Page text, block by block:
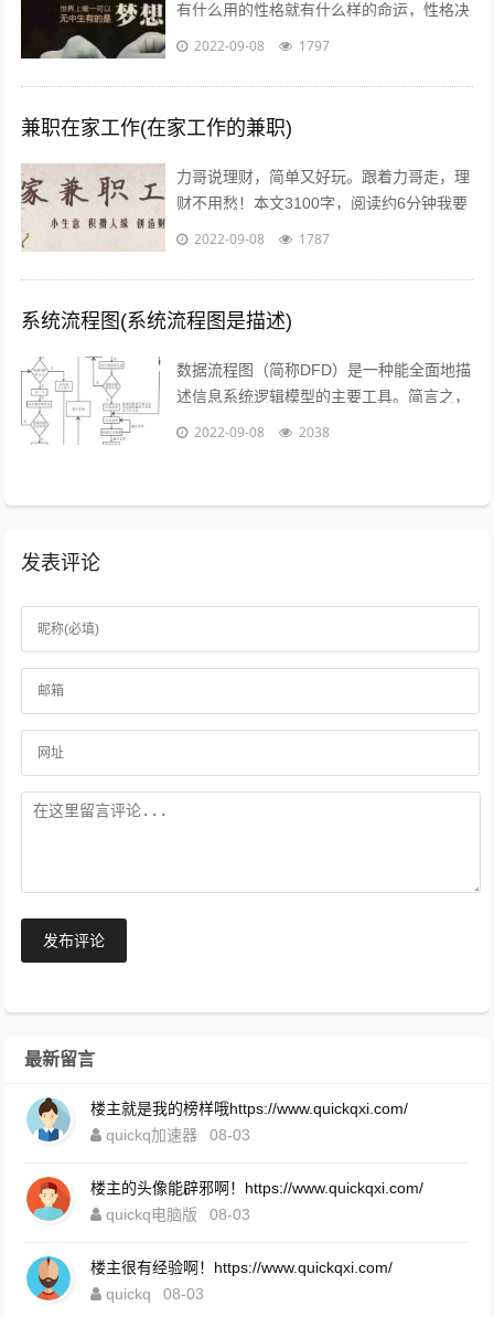
有什么用的性格就有什么样的命运，性格决
定命运。有些人需要白手起家获得财富，有
2022-09-08 1797
兼职在家工作(在家工作的兼职)
力哥说理财，简单又好玩。跟着力哥走，理
财不用愁！本文3100字，阅读约6分钟我要
介绍的赚钱工作就是兼职写稿赚稿费。主业
2022-09-08 1787
系统流程图(系统流程图是描述)
数据流程图（简称DFD）是一种能全面地描
述信息系统逻辑模型的主要工具。简言之，
就是以图形的方式来描述数据在系统流程中
2022-09-08 2038
发表评论
发布评论
最新留言
楼主就是我的榜样哦https://www.quickqxi.com/
quickq加速器
08-03
楼主的头像能辟邪啊！https://www.quickqxi.com/
quickq电脑版
08-03
楼主很有经验啊！https://www.quickqxi.com/
quickq
08-03